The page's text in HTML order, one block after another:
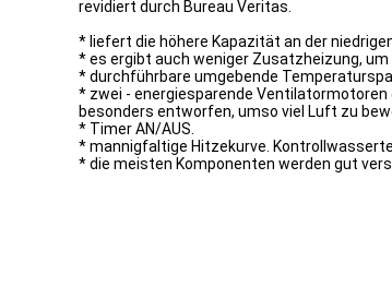
revidiert durch Bureau Veritas.
* liefert die höhere Kapazität an der
* es ergibt auch weniger Zusatzheizung,
* durchführbare umgebende
* zwei - energiesparende Ventilatormotoren
besonders entworfen, umso viel Luft zu
* Timer AN/AUS.
* mannigfaltige Hitzekurve.
* die meisten Komponenten werden gut